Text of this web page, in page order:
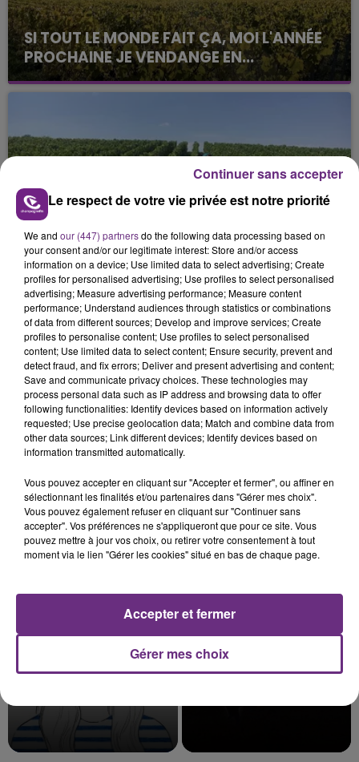
SI TOUT LE MONDE FAIT ÇA, MOI L'ANNÉE
PROCHAINE JE VENDANGE EN...
La vendange en Champagne a débuté ce jeudi 6
août dans la commune de Montgueux (Aube). Du
L'INSPECTION DU TRAVAIL RAPPELLE À
L'ORDRE SUR LES CONDITIONS DE...
Alors que les dates de début des vendange 2026
s'est avéré être plus précoce que prévu,
l'inspection du Travail en profite pour rappeler
les conditions de...
TITRES DIFFUSÉS
6h46
6h46
ARIANA GRANDE
Hate That I Made You Love
6h43
6h43
IYAZ
Replay
Le respect de votre vie privée est notre priorité
We and our (447) partnersdo the following data processing based on
your consent and/or our legitimate interest: Store and/or access
information on a device; Use limited data to select advertising; Create
profiles for personalised advertising; Use profiles to select personalised
advertising; Measure advertising performance; Measure content
performance; Understand audiences through statistics or combinations
of data from different sources; Develop and improve services; Create
profiles to personalise content; Use profiles to select personalised
content; Use limited data to select content; Ensure security, prevent and
detect fraud, and fix errors; Deliver and present advertising and content;
Save and communicate privacy choices. These technologies may
process personal data such as IP address and browsing data to offer
following functionalities: Identify devices based on information actively
requested; Use precise geolocation data; Match and combine data from
other data sources; Link different devices; Identify devices based on
information transmitted automatically.
Vous pouvez accepter en cliquant sur "Accepter et fermer", ou affiner en
sélectionnant les finalités et/ou partenaires dans "Gérer mes choix".
Vous pouvez également refuser en cliquant sur "Continuer sans
accepter". Vos préférences ne s'appliqueront que pour ce site. Vous
pouvez mettre à jour vos choix, ou retirer votre consentement à tout
moment via le lien "Gérer les cookies" situé en bas de chaque page.
Gérer mes choix
Accepter et fermer
Continuer sans accepter